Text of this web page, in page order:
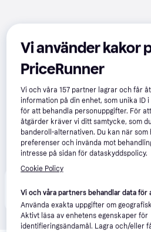
samarbeta med PriceRunner.
Vi använder kakor
PriceRunner
Vi och våra157 partner lagrar och får
information på din enhet, som unika ID
för att behandla personuppgifter. För
åtgärder kräver vi ditt samtycke, som
banderoll-alternativen. Du kan när som
preferenser och invända mot
intresse på sidan för dataskyddspolicy.
Cookie Policy
Vi och våra partners behandlar data för
Använda exakta uppgifter om
Aktivt läsa av enhetens egenskaper för
identifieringsändamål. Lagra och/eller